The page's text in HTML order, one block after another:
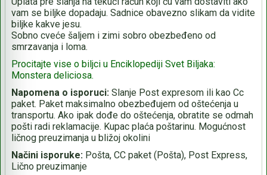
vam se biljke dopadaju. Sadnice obavezno slikam da vidite
biljke kakve jesu.
Sobno cveće šaljem i zimi sobro obezbeđeno od
smrzavanja i loma.
Procitajte vise o biljci u Enciklopediji Svet Biljaka:
Monstera deliciosa.
Napomena o isporuci: Slanje Post expresom ili kao Cc
paket. Paket maksimalno obezbeđujem od oštećenja u
transportu. Ako ipak dođe do oštećenja, obratite se odmah
pošti radi reklamacije. Kupac plaća poštarinu. Mogućnost
ličnog preuzimanja u bližoj okolini
Načini isporuke: Pošta, CC paket (Pošta), Post Express,
Lično preuzimanje